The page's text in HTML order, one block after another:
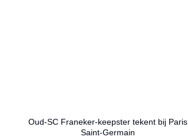
Oud-SC Franeker-keepster tekent bij Paris
Saint-Germain